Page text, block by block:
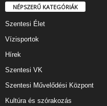
NÉPSZERŰ KATEGÓRIÁK
Szentesi Élet
Vízisportok
Hírek
Szentesi VK
Szentesi Művelődési Központ
Kultúra és szórakozás